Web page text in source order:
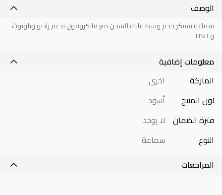
الوصف
سماعة سبيكر حجم وسط قابلة للشحن مع مايكروفون تدعم راديو وبلوتوث
و USB
معلومات إضافية
الماركة
اخرى
لون المنتج
أسود
فترة الضمان لا يوجد
النوع
سماعة
المراجعات